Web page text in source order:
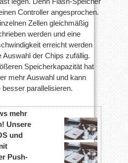
Controller angesprochen.
Zellen gleichmäßig
werden und eine
erreicht werden
Auswahl der Chips zufällig.
Speicherkapazität hat
mehr Auswahl und kann
parallelisieren.
mehr
Unsere
und
Push-